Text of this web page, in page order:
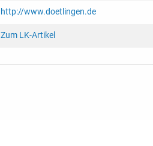
http://www.doetlingen.de
Zum LK-Artikel